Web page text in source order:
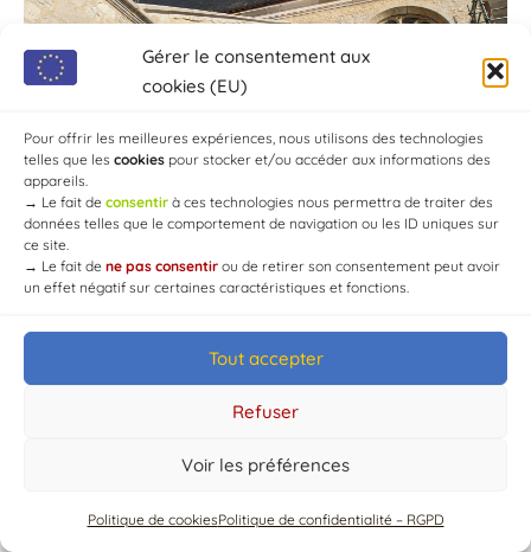
Gérer le consentement aux
cookies (EU)
Pour offrir les meilleures expériences, nous utilisons des technologies
telles que les cookies pour stocker et/ou accéder aux informations des
appareils.
→ Le fait de consentir à ces technologies nous permettra de traiter des
données telles que le comportement de navigation ou les ID uniques sur
ce site.
→ Le fait de ne pas consentir ou de retirer son consentement peut avoir
un effet négatif sur certaines caractéristiques et fonctions.
Tout accepter
Refuser
Voir les préférences
Politique de cookiesPolitique de confidentialité – RGPD
© Mairie de Chaource [2004-2024] | Tous droits réservés.